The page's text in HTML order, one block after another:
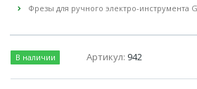
Фрезы для ручного электро-инструмента
В наличии Артикул: 942